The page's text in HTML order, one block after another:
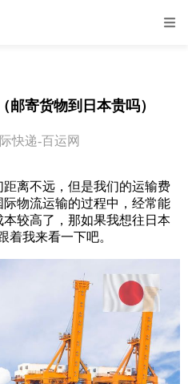
确定
邮寄货物到日本贵吗）
快递-百运网
离不远，但是我们的运输费
物流运输的过程中，经常能
较高了，那如果我想往日本
着我来看一下吧。